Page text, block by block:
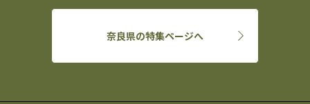
奈良県の特集ページへ